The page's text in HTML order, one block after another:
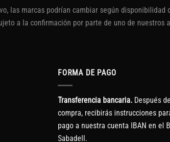
marcas podrían cambiar según disponibilidad
a la confirmación por parte de uno de nuestros
FORMA DE PAGO
Transferencia bancaria. Después
compra, recibirás instrucciones
pago a nuestra cuenta IBAN en el
Sabadell.